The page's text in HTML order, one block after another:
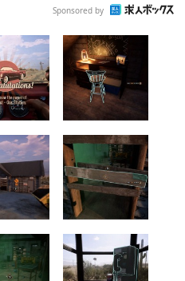
Sponsored by